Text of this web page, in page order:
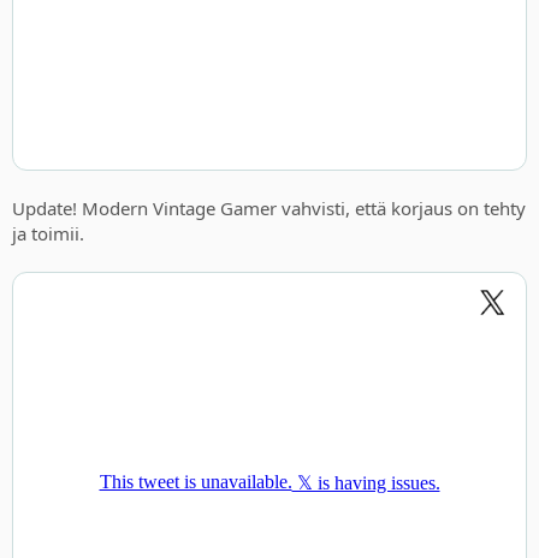
Update! Modern Vintage Gamer vahvisti, että korjaus on tehty
ja toimii.